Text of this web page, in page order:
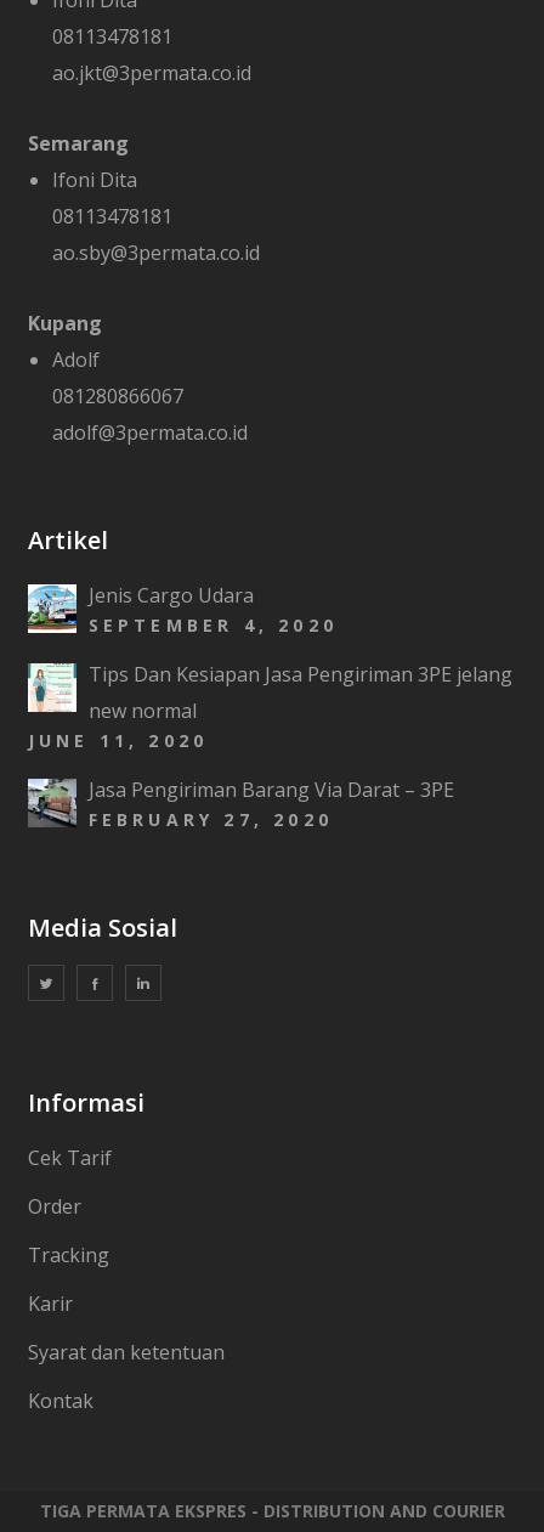
08113478181
ao.jkt@3permata.co.id
Semarang
Ifoni Dita
08113478181
ao.sby@3permata.co.id
Kupang
Adolf
081280866067
adolf@3permata.co.id
Artikel
Jenis Cargo Udara
SEPTEMBER 4, 2020
Tips Dan Kesiapan Jasa Pengiriman 3PE jelang
new normal
JUNE 11, 2020
Jasa Pengiriman Barang Via Darat – 3PE
FEBRUARY 27, 2020
Media Sosial
Informasi
Cek Tarif
Order
Tracking
Karir
Syarat dan ketentuan
Kontak
TIGA PERMATA EKSPRES - DISTRIBUTION AND COURIER